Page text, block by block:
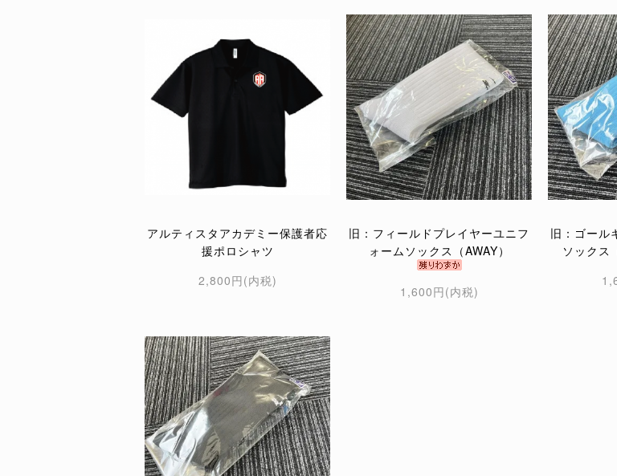
アルティスタアカデミー保護者応
援ポロシャツ
2,800円(内税)
旧：フィールドプレイヤーユニフ
ォームソックス（AWAY）
1,600円(内税)
旧：ゴール
ソックス